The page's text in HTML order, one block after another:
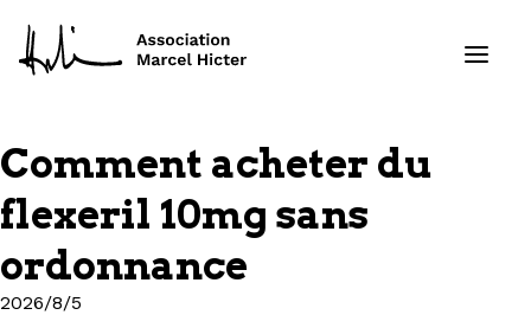
Formations
Services
Comment acheter du
flexeril 10mg sans
ordonnance
2026/8/5